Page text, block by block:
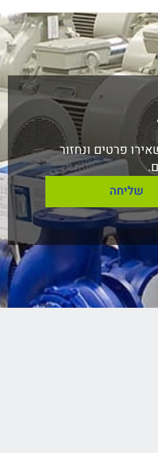
פרטים ונחזור
שליחה